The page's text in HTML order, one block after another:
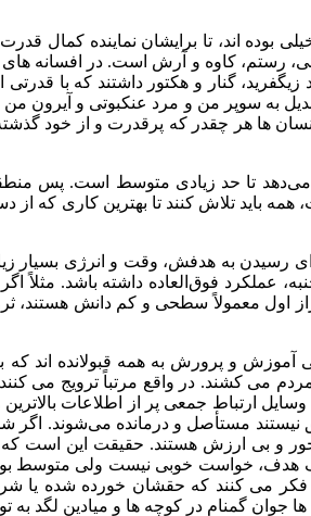
بوده اند، تا برایشان نماینده
رستم، کاوه و آرش است. در افسانه های
زیگفرید، گنار و هکتور داشتند که با
تبدیل به سوپر من و مرد عنکبوتی و
ها هر چقدر که پرقدرت و از خود
می‌دهد تا حد زیادی متوسط است. پس
باید تلاش کنند تا بهترین کاری که
رسیدن به هدفش، وقت و انرژی بسیار
عملکرد فوق‌العاده داشته باشد. مثلاً
اول معمولاً سطحی و کم دانش هستند،
و پرورش به همه قبولانده اند که
می کشند. در واقع مرتباً ترویج می
ارتباط جمعی پر از اطلاعات
مستأصل و درمانده می‌شوند. اگر
و بی ارزش هستند. حقیقت این است که
خواست خوبی نیست ولی متوسط بودن،
می کنند که حقشان خورده شده یا